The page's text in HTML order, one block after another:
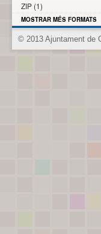
ZIP (1)
MOSTRAR MÉS FORMATS
© 2013 Ajuntament de